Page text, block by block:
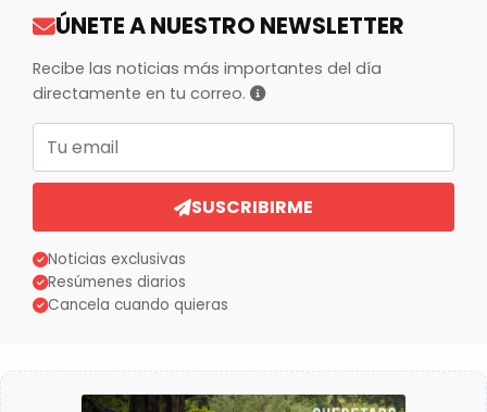
ÚNETE A NUESTRO NEWSLETTER
Recibe las noticias más importantes del día
directamente en tu correo.
SUSCRIBIRME
Noticias exclusivas
Resúmenes diarios
Cancela cuando quieras